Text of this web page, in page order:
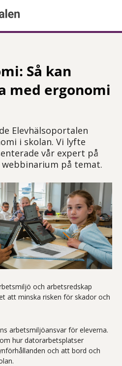
Så kan
med ergonomi
Elevhälsoportalen
i skolan. Vi lyfte
vår expert på
på temat.
och arbetsredskap
att minska risken för skador och
arbetsmiljöansvar för eleverna.
hur datorarbetsplatser
och att bord och